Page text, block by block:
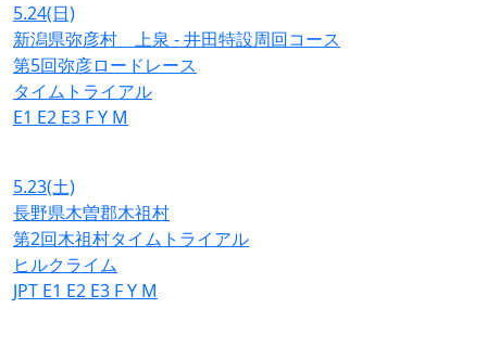
5.24(日)
新潟県弥彦村 上泉 - 井田特設周回コース
第5回弥彦ロードレース
タイムトライアル
E1 E2 E3 FY M
5.23(土)
長野県木曽郡木祖村
第2回木祖村タイムトライアル
ヒルクライム
JPT E1 E2 E3 FY M